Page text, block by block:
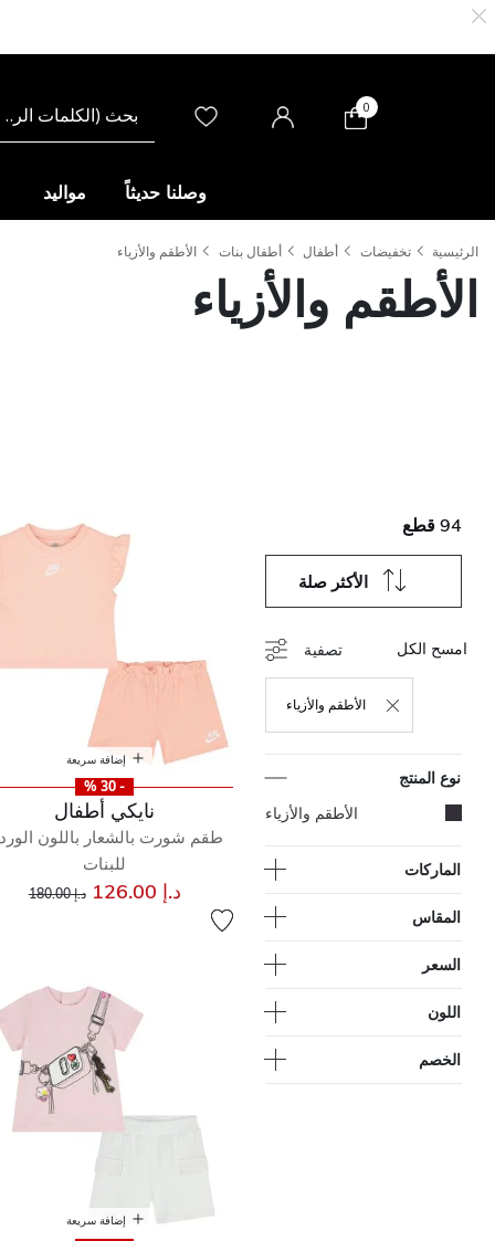
0
وصلنا حديثاً مواليد
الرئيسية تخفيضات أطفال أطفال بنات الأطقم والأزياء
الأطقم والأزياء
94 قطع
الأكثر صلة
تصفية
الأطقم والأزياء
حذف التصفية مكرر حاليًا بواسطة نوع المنتج: الأطقم
امسح الكل
نوع المنتج
الأطقم والأزياء
الماركات
المقاس
السعر
اللون
الخصم
إضافة سريعة
- 30 %
نايكي أطفال
طقم شورت بالشعار باللون
للبنات
د.إ 126.00 سعر مخفض مند.إ 180.00
إضافة سريعة